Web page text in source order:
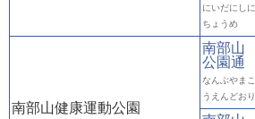
にいだにしに
ちょうめ
南部山健康運動公園
南部山
公園通
なんぶやまこ
うえんどおり